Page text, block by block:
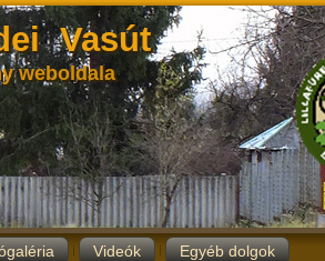
Vasút
weboldala
Videók
Egyéb dolgok